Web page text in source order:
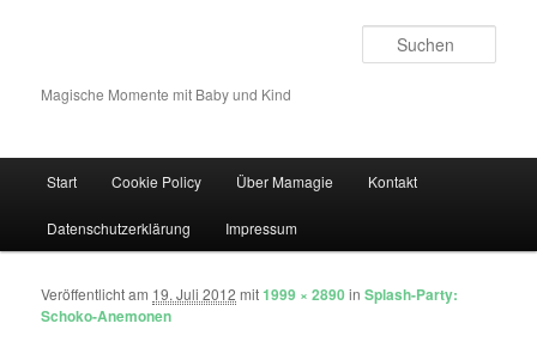
Magische Momente mit Baby und Kind
Zum Inhalt wechseln
Zum sekundären Inhalt wechseln
Start Cookie Policy Über Mamagie Kontakt
Datenschutzerklärung Impressum
Bilder-Navigation
Veröffentlicht am 19. Juli 2012 mit1999 × 2890inSplash-Party:
Schoko-Anemonen